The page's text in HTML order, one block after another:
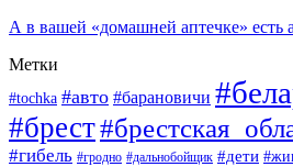
А в вашей «домашней аптечке» есть
Метки
#tochka #авто #барановичи
#брест
#гибель #гродно #дальнобойщик #дети